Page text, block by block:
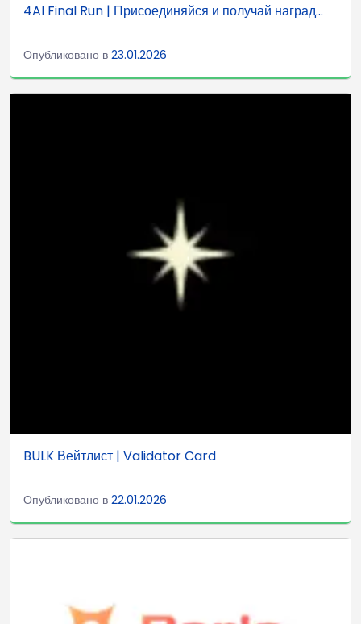
4AI Final Run | Присоединяйся и получай наград...
Опубликовано в 23.01.2026
BULK Вейтлист | Validator Card
Опубликовано в 22.01.2026